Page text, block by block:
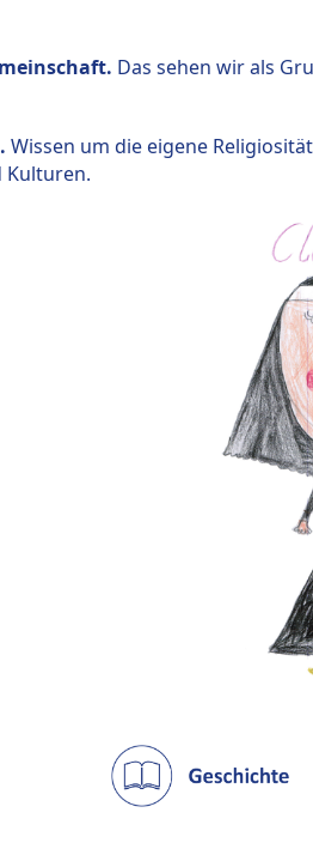
Das sehen wir als
Wissen um die eigene
Kulturen.